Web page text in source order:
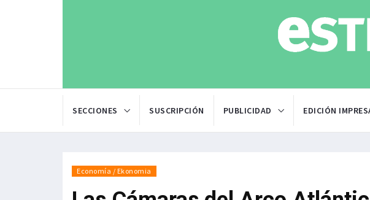
SECCIONES SUSCRIPCIÓN PUBLICIDAD EDICIÓN
Economía / Ekonomia